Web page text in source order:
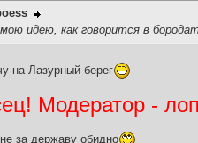
идею, как говорится в
на Лазурный берег
Модератор -
за державу обидно